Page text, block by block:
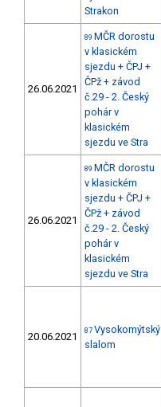
Strakon
26.06.2021
89 MČR dorostu
v klasickém
sjezdu + ČPJ +
ČPž + závod
č.29 - 2. Český
pohár v
klasickém
sjezdu ve Stra
26.06.2021
89 MČR dorostu
v klasickém
sjezdu + ČPJ +
ČPž + závod
č.29 - 2. Český
pohár v
klasickém
sjezdu ve Stra
20.06.2021 87 Vysokomýtský
slalom